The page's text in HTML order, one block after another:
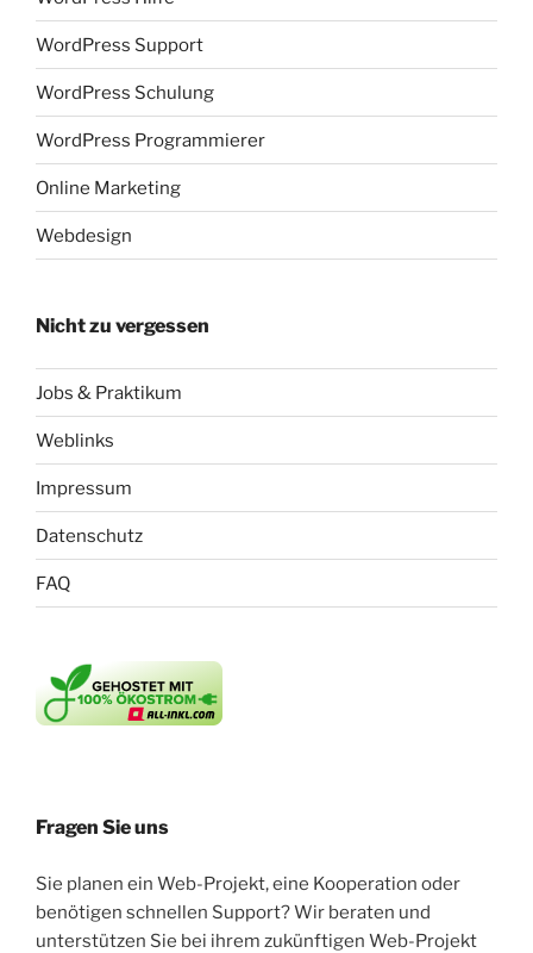
WordPress Support
WordPress Schulung
WordPress Programmierer
Online Marketing
Webdesign
Nicht zu vergessen
Jobs & Praktikum
Weblinks
Impressum
Datenschutz
FAQ
Fragen Sie uns
Sie planen ein Web-Projekt, eine Kooperation oder
benötigen schnellen Support? Wir beraten und
unterstützen Sie bei ihrem zukünftigen Web-Projekt